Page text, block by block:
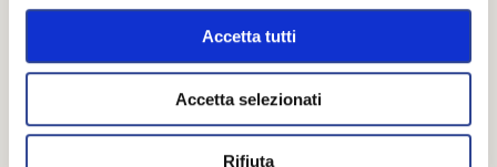
Accetta tutti
Accetta selezionati
Rifiuta